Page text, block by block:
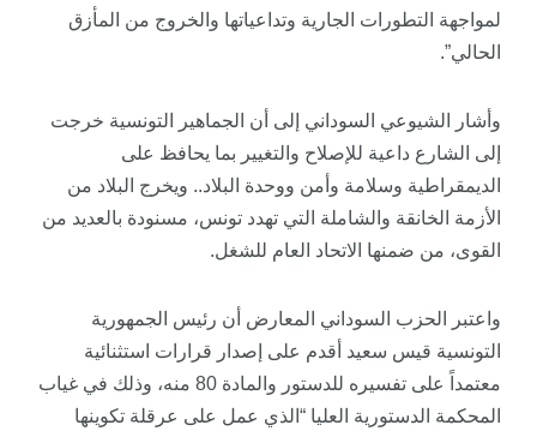
لمواجهة التطورات الجارية وتداعياتها والخروج من المأزق
الحالي”.
وأشار الشيوعي السوداني إلى أن الجماهير التونسية خرجت
إلى الشارع داعية للإصلاح والتغيير بما يحافظ على
الديمقراطية وسلامة وأمن ووحدة البلاد.. ويخرج البلاد من
الأزمة الخانقة والشاملة التي تهدد تونس، مسنودة بالعديد من
القوى، من ضمنها الاتحاد العام للشغل.
واعتبر الحزب السوداني المعارض أن رئيس الجمهورية
التونسية قيس سعيد أقدم على إصدار قرارات استثنائية
معتمداً على تفسيره للدستور والمادة 80 منه، وذلك في غياب
المحكمة الدستورية العليا “الذي عمل على عرقلة تكوينها